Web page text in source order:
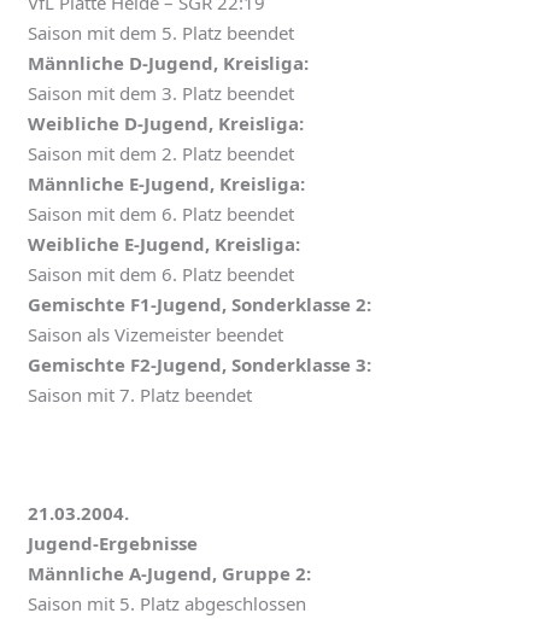
Saison mit dem 5. Platz beendet
Männliche D-Jugend, Kreisliga:
Saison mit dem 3. Platz beendet
Weibliche D-Jugend, Kreisliga:
Saison mit dem 2. Platz beendet
Männliche E-Jugend, Kreisliga:
Saison mit dem 6. Platz beendet
Weibliche E-Jugend, Kreisliga:
Saison mit dem 6. Platz beendet
Gemischte F1-Jugend, Sonderklasse 2:
Saison als Vizemeister beendet
Gemischte F2-Jugend, Sonderklasse 3:
Saison mit 7. Platz beendet
21.03.2004.
Jugend-Ergebnisse
Männliche A-Jugend, Gruppe 2:
Saison mit 5. Platz abgeschlossen